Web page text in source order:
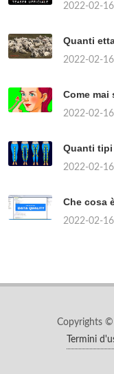
2022-02-16
Quanti
2022-02-16
Come mai
2022-02-16
Quanti
2022-02-16
Che cosa
2022-02-16
Copyrights
Termini